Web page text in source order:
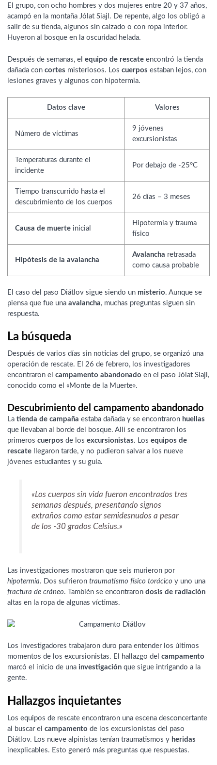
El grupo, con ocho hombres y dos mujeres entre 20 y 37 años,
acampó en la montaña Jólat Siajl. De repente, algo los obligó a
salir de su tienda, algunos sin calzado o con ropa interior.
Huyeron al bosque en la oscuridad helada.
Después de semanas, el equipo de rescate encontró la tienda
dañada con cortes misteriosos. Los cuerpos estaban lejos, con
lesiones graves y algunos con hipotermia.
Datos clave Valores
Número de víctimas
9 jóvenes
excursionistas
Temperaturas durante el
incidente
Por debajo de -25°C
Tiempo transcurrido hasta el
descubrimiento de los cuerpos
26 días – 3 meses
Causa de muerte inicial
Hipotermia y trauma
físico
Hipótesis de la avalancha
Avalancha retrasada
como causa probable
El caso del paso Diátlov sigue siendo un misterio. Aunque se
piensa que fue una avalancha, muchas preguntas siguen sin
respuesta.
La búsqueda
Después de varios días sin noticias del grupo, se organizó una
operación de rescate. El 26 de febrero, los investigadores
encontraron el campamento abandonado en el paso Jólat Siajl,
conocido como el «Monte de la Muerte».
Descubrimiento del campamento abandonado
La tienda de campaña estaba dañada y se encontraron huellas
que llevaban al borde del bosque. Allí se encontraron los
primeros cuerpos de los excursionistas. Los equipos de
rescate llegaron tarde, y no pudieron salvar a los nueve
jóvenes estudiantes y su guía.
«Los cuerpos sin vida fueron encontrados tres
semanas después, presentando signos
extraños como estar semidesnudos a pesar
de los -30 grados Celsius.»
Las investigaciones mostraron que seis murieron por
hipotermia. Dos sufrieron traumatismo físico torácico y uno una
fractura de cráneo. También se encontraron dosis de radiación
altas en la ropa de algunas víctimas.
Los investigadores trabajaron duro para entender los últimos
momentos de los excursionistas. El hallazgo del campamento
marcó el inicio de una investigación que sigue intrigando a la
gente.
Hallazgos inquietantes
Los equipos de rescate encontraron una escena desconcertante
al buscar el campamento de los excursionistas del paso
Diátlov. Los nueve alpinistas tenían traumatismos y heridas
inexplicables. Esto generó más preguntas que respuestas.